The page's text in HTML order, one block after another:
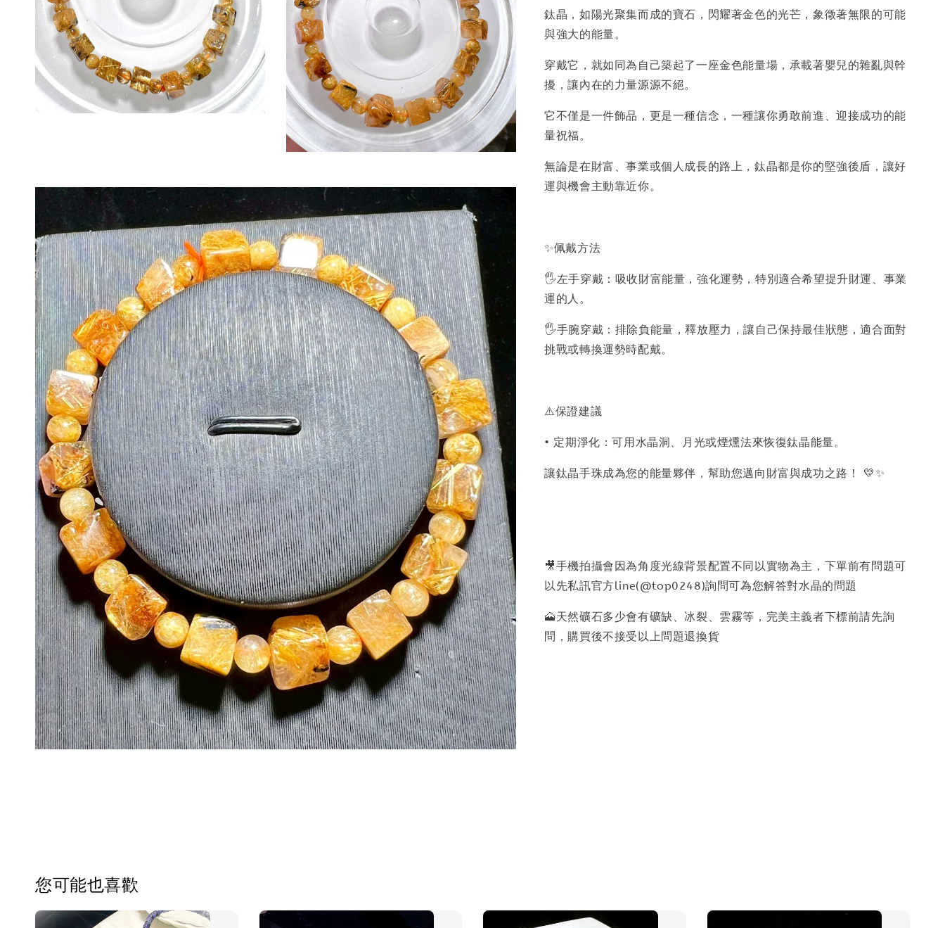
鈦晶，如陽光聚集而成的寶石，閃耀著金色的光芒，象徵著無限的可能
與強大的能量。
穿戴它，就如同為自己築起了一座金色能量場，承載著嬰兒的雜亂與幹
擾，讓內在的力量源源不絕。
它不僅是一件飾品，更是一種信念，一種讓你勇敢前進、迎接成功的能
量祝福。
無論是在財富、事業或個人成長的路上，鈦晶都是你的堅強後盾，讓好
運與機會主動靠近你。
✨佩戴方法
🖐左手穿戴：吸收財富能量，強化運勢，特別適合希望提升財運、事業
運的人。
🖐手腕穿戴：排除負能量，釋放壓力，讓自己保持最佳狀態，適合面對
挑戰或轉換運勢時配戴。
⚠️保證建議
• 定期淨化：可用水晶洞、月光或煙燻法來恢復鈦晶能量。
讓鈦晶手珠成為您的能量夥伴，幫助您邁向財富與成功之路！ 💛✨
🎥手機拍攝會因為角度光線背景配置不同以實物為主，下單前有問題可
以先私訊官方line(@top0248)詢問可為您解答對水晶的問題
🗻天然礦石多少會有礦缺、冰裂、雲霧等，完美主義者下標前請先詢
問，購買後不接受以上問題退換貨
您可能也喜歡